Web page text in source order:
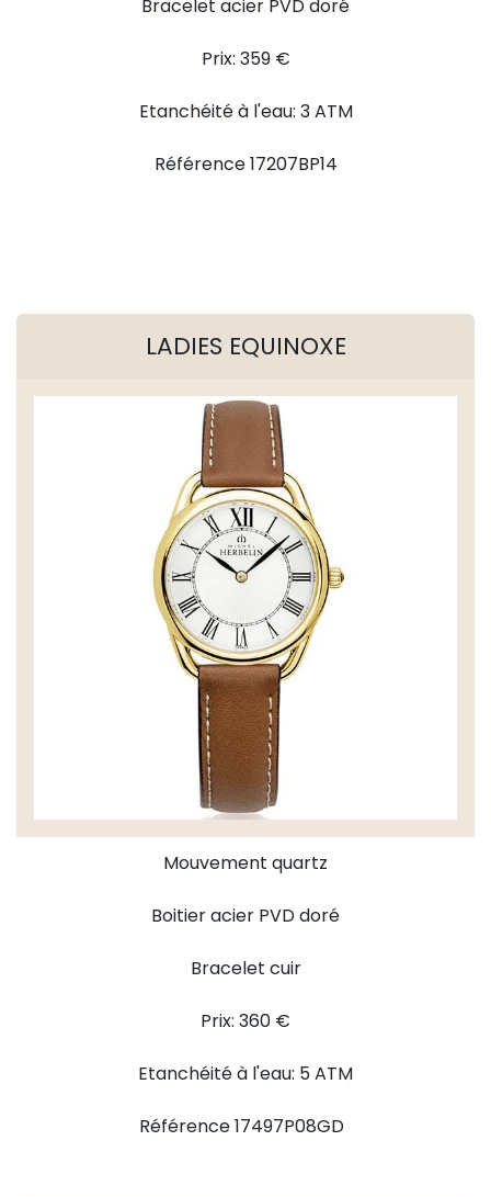
Bracelet acier PVD doré
Prix: 359 €
Etanchéité à l'eau: 3 ATM
Référence 17207BP14
LADIES EQUINOXE
Mouvement quartz
Boitier acier PVD doré
Bracelet cuir
Prix: 360 €
Etanchéité à l'eau: 5 ATM
Référence 17497P08GD